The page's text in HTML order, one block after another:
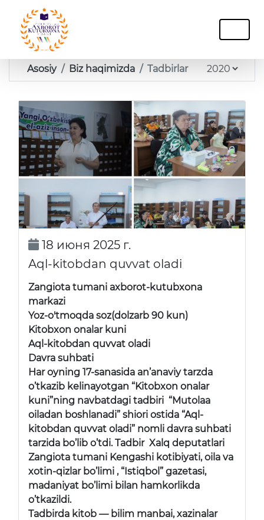
Asosiy Biz haqimizda Tadbirlar
18 июня 2025 г.
Aql-kitobdan quvvat oladi
Zangiota tumani axborot-kutubxona
markazi
Yoz-o'tmoqda soz(dolzarb 90 kun)
Kitobxon onalar kuni
Aql-kitobdan quvvat oladi
Davra suhbati
Har oyning 17-sanasida an’anaviy tarzda
o’tkazib kelinayotgan “Kitobxon onalar
kuni”ning navbatdagi tadbiri “Mutolaa
oiladan boshlanadi” shiori ostida “Aql-
kitobdan quvvat oladi” nomli davra suhbati
tarzida bo’lib o’tdi. Tadbir Xalq deputatlari
Zangiota tumani Kengashi kotibiyati, oila va
xotin-qizlar bo’limi , “Istiqbol” gazetasi,
madaniyat bo’limi bilan hamkorlikda
o’tkazildi.
Tadbirda kitob — bilim manbai, xazinalar